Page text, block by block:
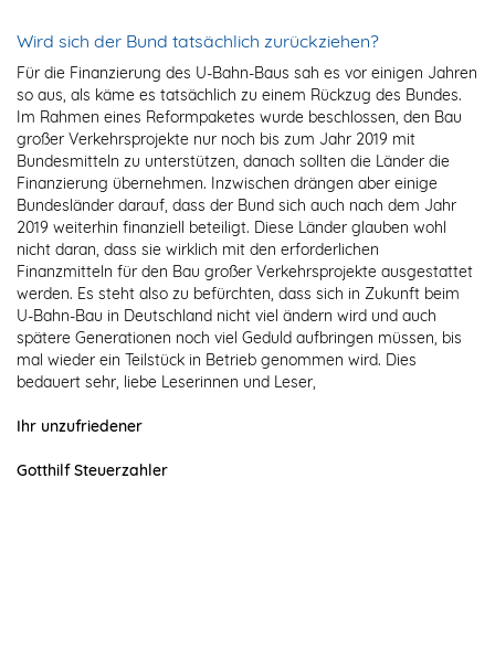
Wird sich der Bund tatsächlich zurückziehen?
Für die Finanzierung des U-Bahn-Baus sah es vor einigen Jahren
so aus, als käme es tatsächlich zu einem Rückzug des Bundes.
Im Rahmen eines Reformpaketes wurde beschlossen, den Bau
großer Verkehrsprojekte nur noch bis zum Jahr 2019 mit
Bundesmitteln zu unterstützen, danach sollten die Länder die
Finanzierung übernehmen. Inzwischen drängen aber einige
Bundesländer darauf, dass der Bund sich auch nach dem Jahr
2019 weiterhin finanziell beteiligt. Diese Länder glauben wohl
nicht daran, dass sie wirklich mit den erforderlichen
Finanzmitteln für den Bau großer Verkehrsprojekte ausgestattet
werden. Es steht also zu befürchten, dass sich in Zukunft beim
U-Bahn-Bau in Deutschland nicht viel ändern wird und auch
spätere Generationen noch viel Geduld aufbringen müssen, bis
mal wieder ein Teilstück in Betrieb genommen wird. Dies
bedauert sehr, liebe Leserinnen und Leser,
Ihr unzufriedener
Gotthilf Steuerzahler